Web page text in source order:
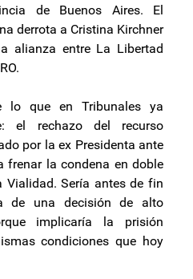
de Buenos Aires. El
derrota a Cristina Kirchner
alianza entre La Libertad
lo que en Tribunales ya
el rechazo del recurso
por la ex Presidenta ante
frenar la condena en doble
Vialidad. Sería antes de fin
de una decisión de alto
implicaría la prisión
condiciones que hoy